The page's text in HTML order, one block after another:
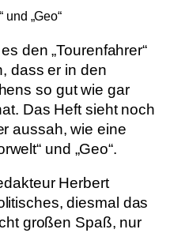
„Geo“
den „Tourenfahrer“
dass er in den
so gut wie gar
Das Heft sieht noch
aussah, wie eine
und „Geo“.
Herbert
diesmal das
großen Spaß, nur